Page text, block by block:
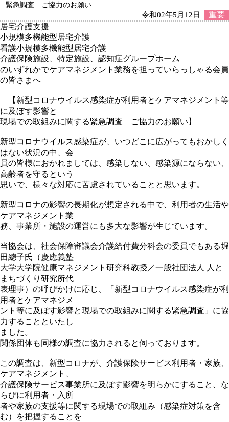
緊急調査 ご協力のお願い
重要
令和02年5月12日
居宅介護支援
小規模多機能型居宅介護
看護小規模多機能型居宅介護
介護保険施設、特定施設、認知症グループホーム
のいずれかでケアマネジメント業務を担っていらっしゃる会員
の皆さまへ
【新型コロナウイルス感染症が利用者とケアマネジメント等
に及ぼす影響と
現場での取組みに関する緊急調査 ご協力のお願い】
新型コロナウイルス感染症が、いつどこに広がってもおかしく
はない状況の中、会
員の皆様におかれましては、感染しない、感染源にならない、
高齢者を守るという
思いで、様々な対応に苦慮されていることと思います。
新型コロナの影響の長期化が想定される中で、利用者の生活や
ケアマネジメント業
務、事業所・施設の運営にも多大な影響が生じています。
当協会は、社会保障審議会介護給付費分科会の委員でもある堀
田總子氏（慶應義塾
大学大学院健康マネジメント研究科教授／一般社団法人 人と
まちづくり研究所代
表理事）の呼びかけに応じ、「新型コロナウイルス感染症が利
用者とケアマネジメ
ント等に及ぼす影響と現場での取組みに関する緊急調査」に協
力することといたし
ました。
関係団体も同様の調査に協力されると伺っております。
この調査は、新型コロナが、介護保険サービス利用者・家族、
ケアマネジメント、
介護保険サービス事業所に及ぼす影響を明らかにすること、な
らびに利用者・入所
者や家族の支援等に関する現場での取組み（感染症対策を含
む）を把握することを